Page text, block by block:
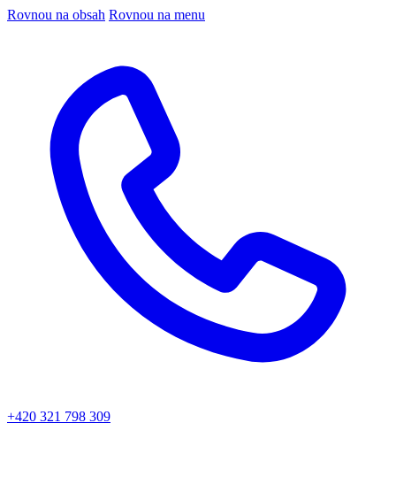
Rovnou na obsah Rovnou na menu
+420 321 798 309